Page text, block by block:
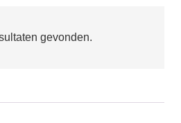
gevonden.